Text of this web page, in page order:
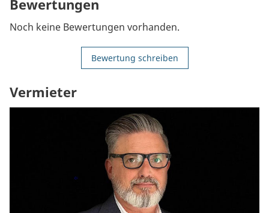
Bewertungen
Noch keine Bewertungen vorhanden.
Bewertung schreiben
Vermieter